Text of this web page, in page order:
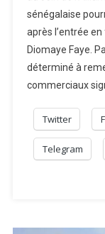
sénégalaise
après l’entrée
Diomaye Faye.
déterminé à
commerciaux
Twitter
Telegram